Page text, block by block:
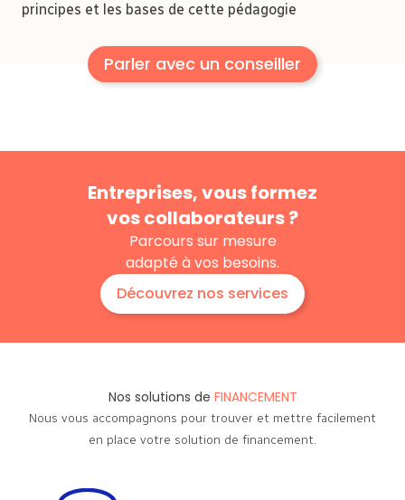
principes et les bases de cette pédagogie
Parler avec un conseiller
Entreprises, vous formez
vos collaborateurs ?
Parcours sur mesure
adapté à vos besoins.
Découvrez nos services
Nos solutions de FINANCEMENT
Nous vous accompagnons pour trouver et mettre facilement
en place votre solution de financement.